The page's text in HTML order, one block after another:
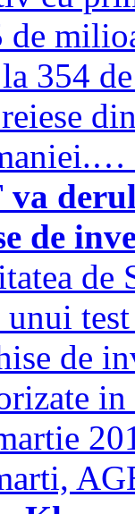
de
la 354
va
de
de
unui
de
in